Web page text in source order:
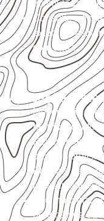
acumulada e
Consulte a
externas,
com água.
Aplicações
Móveis,
técnica
,
Revestimentos
projetos
Projetos de
revestimentos e
Uso industrial
proteção de